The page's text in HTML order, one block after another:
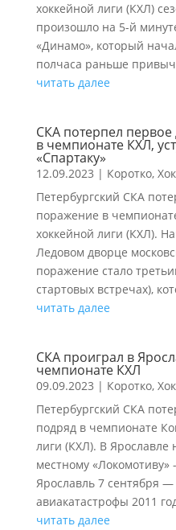
хоккейной лиги (КХЛ)
произошло на 5-й
«Динамо», который
полчаса раньше
читать далее
СКА потерпел
в чемпионате КХЛ,
«Спартаку»
12.09.2023 | Коротко,
Петербургский СКА
поражение в
хоккейной лиги (КХЛ).
Ледовом дворце
поражение стало
стартовых встречах),
читать далее
СКА проиграл в
чемпионате КХЛ
09.09.2023 | Коротко,
Петербургский СКА
подряд в чемпионате
лиги (КХЛ). В Ярославле
местному
Ярославль 7 сентября
авиакатастрофы 2011
читать далее